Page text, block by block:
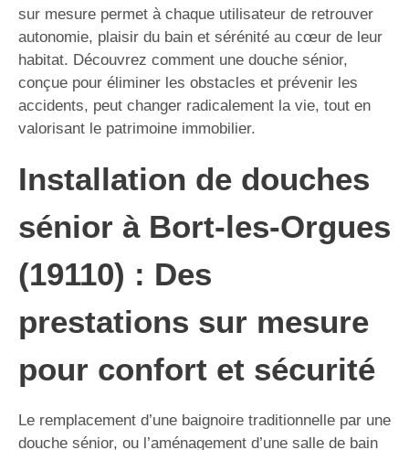
sur mesure permet à chaque utilisateur de retrouver
autonomie, plaisir du bain et sérénité au cœur de leur
habitat. Découvrez comment une douche sénior,
conçue pour éliminer les obstacles et prévenir les
accidents, peut changer radicalement la vie, tout en
valorisant le patrimoine immobilier.
Installation de douches
sénior à Bort-les-Orgues
(19110) : Des
prestations sur mesure
pour confort et sécurité
Le remplacement d’une baignoire traditionnelle par une
douche sénior, ou l’aménagement d’une salle de bain